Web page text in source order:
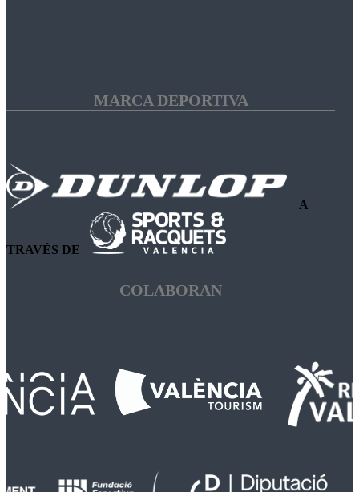
MARCA DEPORTIVA
A
TRAVÉS DE
COLABORAN